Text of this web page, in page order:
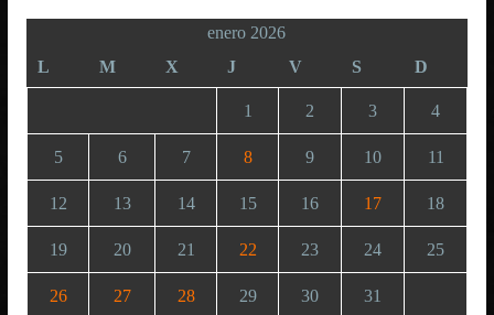
enero 2026
L
M X J V S D
1 2 3 4
5 6 7 8 9 10 11
12 13 14 15 16 17 18
19 20 21 22 23 24 25
26 27 28 29 30 31